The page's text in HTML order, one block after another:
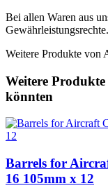
Bei allen Waren aus
Gewährleistungsrechte.
Weitere Produkte von
Weitere Produkte
könnten
Barrels for
16 105mm x 12